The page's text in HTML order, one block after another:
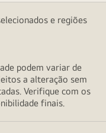
e regiões
podem variar de
a alteração sem
Verifique com os
finais.